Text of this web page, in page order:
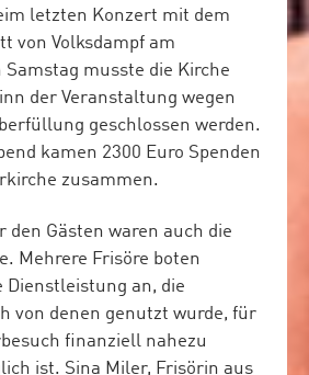
letzten Konzert mit dem
von Volksdampf am
Samstag musste die Kirche
der Veranstaltung wegen
geschlossen werden.
kamen 2300 Euro Spenden
zusammen.
den Gästen waren auch die
Mehrere Frisöre boten
Dienstleistung an, die
von denen genutzt wurde, für
finanziell nahezu
ist. Sina Miler, Frisörin aus